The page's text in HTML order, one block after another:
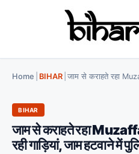
Home BIHAR
BIHAR
जाम से कराहते रहा
रही गाड़ियां, जाम हटवाने में